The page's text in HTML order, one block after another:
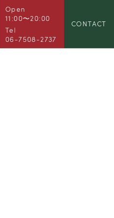
Open
11:00〜20:00
Tel
06-7508-2737
CONTACT